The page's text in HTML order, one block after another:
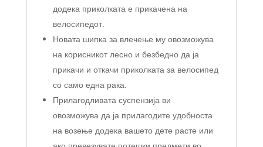
додека приколката е прикачена на
велосипедот.
Новата шипка за влечење му овозможува
на корисникот лесно и безбедно да ја
прикачи и откачи приколката за велосипед
со само една рака.
Прилагодливата суспензија ви
овозможува да ја прилагодите удобноста
на возење додека вашето дете расте или